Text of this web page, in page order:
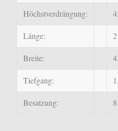
Höchstverdrängung:
Länge:
Breite:
Tiefgang:
Besatzung: 8